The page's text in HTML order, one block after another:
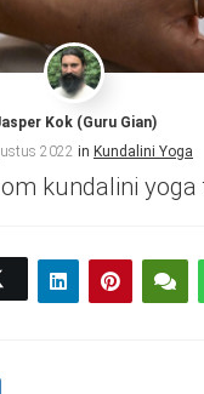
Kok (Guru Gian)
2022 in Kundalini Yoga
kundalini yoga